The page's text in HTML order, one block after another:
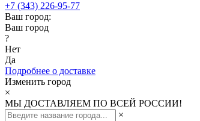
+7 (343) 226-95-77
Ваш город:
Ваш город
?
Нет
Да
Подробнее о доставке
Изменить город
×
МЫ ДОСТАВЛЯЕМ ПО ВСЕЙ РОССИИ!
×